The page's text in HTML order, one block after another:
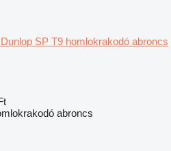
Dunlop SP T9 homlokrakodó abroncs
abroncs